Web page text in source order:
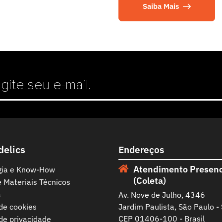
Saiba Mais
e Know-How
Materiais Técnicos
cookies
privacidade
Endereços
Atendimento
(Coleta)
Av. Nove de Julho, 4346
Jardim Paulista, São Paulo -
CEP 01406-100 - Brasil